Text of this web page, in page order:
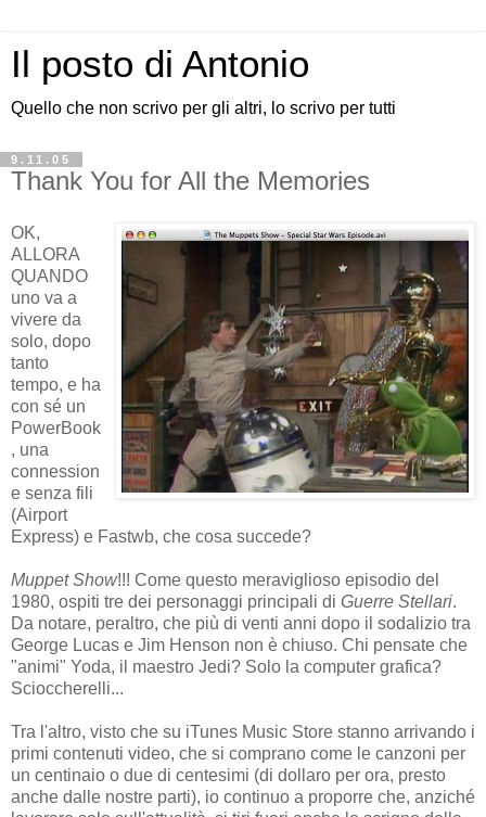
Il posto di Antonio
Quello che non scrivo per gli altri, lo scrivo per tutti
9.11.05
Thank You for All the Memories
OK,
ALLORA
QUANDO
uno va a
vivere da
solo, dopo
tanto
tempo, e ha
con sé un
PowerBook
, una
connession
e senza fili
(Airport
Express) e Fastwb, che cosa succede?
Muppet Show!!! Come questo meraviglioso episodio del
1980, ospiti tre dei personaggi principali di Guerre Stellari.
Da notare, peraltro, che più di venti anni dopo il sodalizio tra
George Lucas e Jim Henson non è chiuso. Chi pensate che
"animi" Yoda, il maestro Jedi? Solo la computer grafica?
Scioccherelli...
Tra l'altro, visto che su iTunes Music Store stanno arrivando i
primi contenuti video, che si comprano come le canzoni per
un centinaio o due di centesimi (di dollaro per ora, presto
anche dalle nostre parti), io continuo a proporre che, anziché